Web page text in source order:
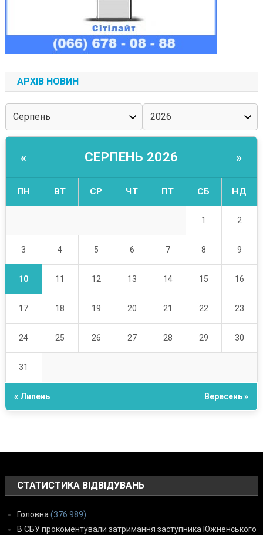
АРХІВ НОВИН
« СЕРПЕНЬ 2026 »
ПН ВТ СР ЧТ ПТ СБ НД
1 2
3 4 5 6 7 8 9
10 11 12 13 14 15 16
17 18 19 20 21 22 23
24 25 26 27 28 29 30
31
« Липень Вересень »
СТАТИСТИКА ВІДВІДУВАНЬ
Головна(376 989)
В СБУ прокоментували затримання заступника Южненського